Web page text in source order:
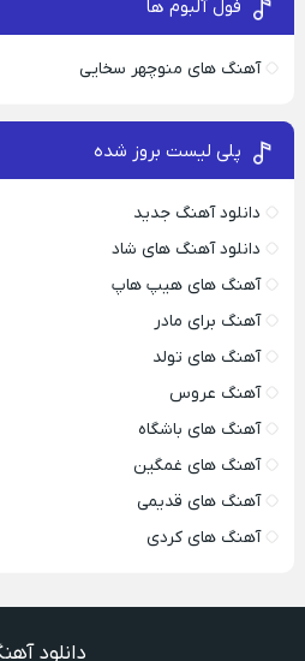
فول آلبوم ها
آهنگ های منوچهر سخایی
پلی لیست بروز شده
دانلود آهنگ جدید
دانلود آهنگ های شاد
آهنگ های هیپ هاپ
آهنگ برای مادر
آهنگ های تولد
آهنگ عروس
آهنگ های باشگاه
آهنگ های غمگین
آهنگ های قدیمی
آهنگ های کردی
دانلود